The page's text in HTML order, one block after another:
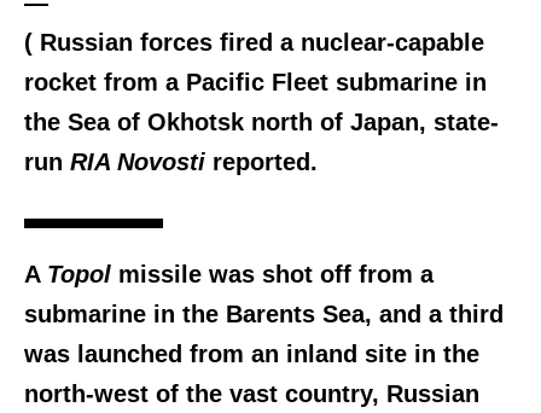
( Russian forces fired a nuclear-capable
rocket from a Pacific Fleet submarine in
the Sea of Okhotsk north of Japan, state-
run RIA Novosti reported.
A Topol missile was shot off from a
submarine in the Barents Sea, and a third
was launched from an inland site in the
north-west of the vast country, Russian